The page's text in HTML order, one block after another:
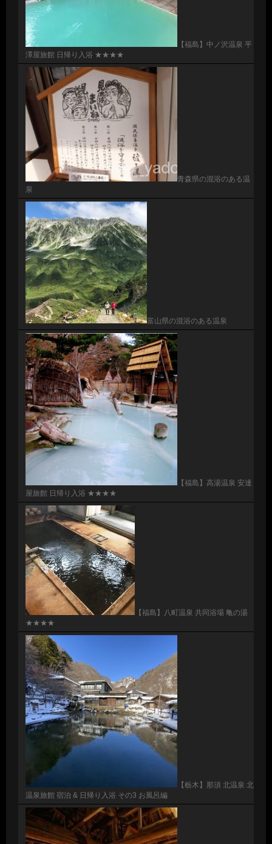
【福島】中ノ沢温泉 平
澤屋旅館 日帰り入浴 ★★★★
青森県の混浴のある温
泉
富山県の混浴のある温泉
【福島】高湯温泉 安達
屋旅館 日帰り入浴 ★★★★
【福島】八町温泉 共同浴場 亀の湯
★★★★
【栃木】那須 北温泉 北
温泉旅館 宿泊 & 日帰り入浴 その3 お風呂編